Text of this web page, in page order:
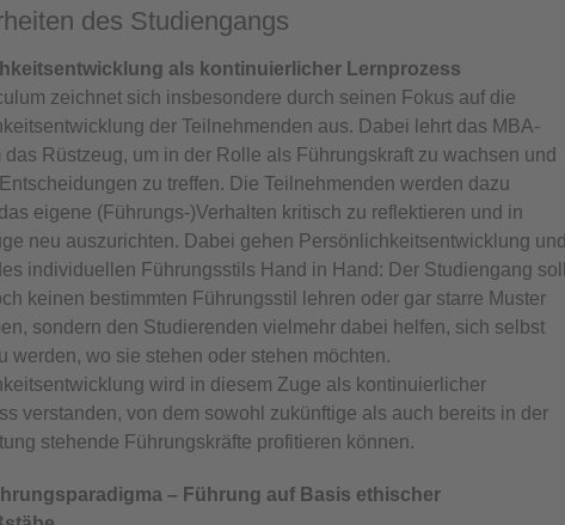
des Studiengangs
als kontinuierlicher Lernprozess
zeichnet sich insbesondere durch seinen Fokus auf die
der Teilnehmenden aus. Dabei lehrt das MBA-
das Rüstzeug, um in der Rolle als Führungskraft zu wachsen und
zu treffen. Die Teilnehmenden werden dazu
eigene (Führungs-)Verhalten kritisch zu reflektieren und in
neu auszurichten. Dabei gehen Persönlichkeitsentwicklung und
individuellen Führungsstils Hand in Hand: Der Studiengang soll
keinen bestimmten Führungsstil lehren oder gar starre Muster
sondern den Studierenden vielmehr dabei helfen, sich selbst
werden, wo sie stehen oder stehen möchten.
wird in diesem Zuge als kontinuierlicher
verstanden, von dem sowohl zukünftige als auch bereits in der
stehende Führungskräfte profitieren können.
– Führung auf Basis ethischer